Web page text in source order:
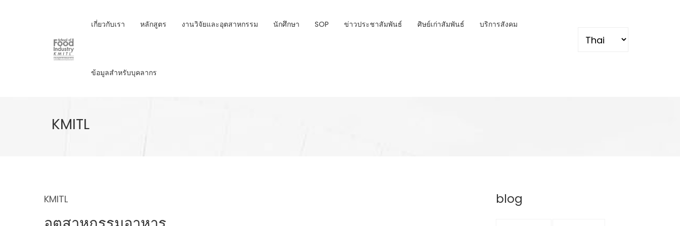
เกี่ยวกับเรา หลักสูตร งานวิจัยและอุตสาหกรรม นักศึกษา SOP ข่าวประชาสัมพันธ์ ศิษย์เก่าสัมพันธ์ บริการสังคม
ข้อมูลสำหรับบุคลากร
KMITL
KMITL blog